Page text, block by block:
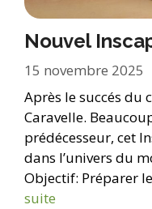
Nouvel
15 novembre 2025
Après le succés du
Caravelle.
prédécesseur, cet
dans l’univers du
Objectif: Préparer
suite